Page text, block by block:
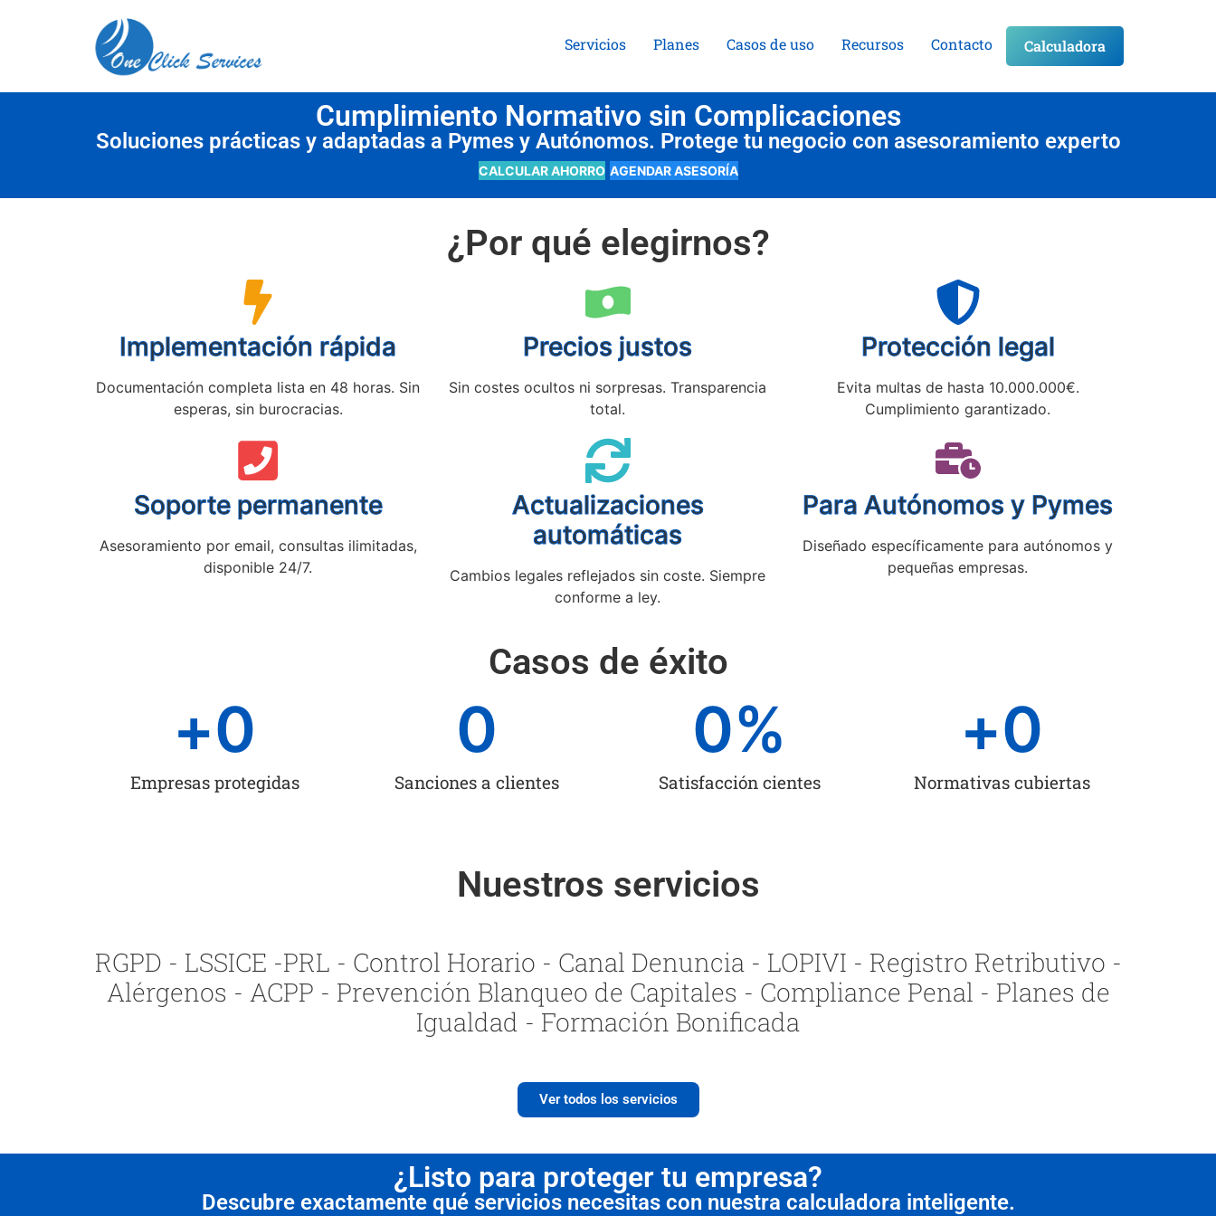
Servicios Planes Casos de uso Recursos Contacto Calculadora
Cumplimiento Normativo sin Complicaciones
Soluciones prácticas y adaptadas a Pymes y Autónomos. Protege tu negocio con asesoramiento experto
CALCULAR AHORRO AGENDAR ASESORÍA
¿Por qué elegirnos?
Implementación rápida
Documentación completa lista en 48 horas. Sin
esperas, sin burocracias.
Precios justos
Sin costes ocultos ni sorpresas. Transparencia
total.
Protección legal
Evita multas de hasta 10.000.000€.
Cumplimiento garantizado.
Soporte permanente
Asesoramiento por email, consultas ilimitadas,
disponible 24/7.
Actualizaciones
automáticas
Cambios legales reflejados sin coste. Siempre
conforme a ley.
Para Autónomos y Pymes
Diseñado específicamente para autónomos y
pequeñas empresas.
Casos de éxito
Empresas protegidas
+0
Sanciones a clientes
0
Satisfacción cientes
0%
Normativas cubiertas
+0
Nuestros servicios
RGPD - LSSICE -PRL - Control Horario - Canal Denuncia - LOPIVI - Registro Retributivo -
Alérgenos - ACPP - Prevención Blanqueo de Capitales - Compliance Penal - Planes de
Igualdad - Formación Bonificada
Ver todos los servicios
¿Listo para proteger tu empresa?
Descubre exactamente qué servicios necesitas con nuestra calculadora inteligente.